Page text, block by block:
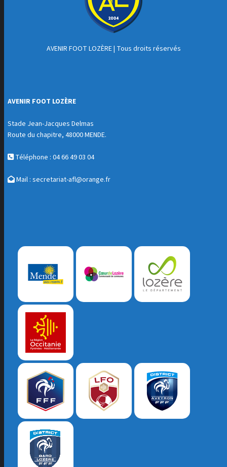
AVENIR FOOT LOZÈRE| Tous droits réservés
AVENIR FOOT LOZÈRE
Stade Jean-Jacques Delmas
Route du chapitre, 48000 MENDE.
Téléphone : 04 66 49 03 04
Mail : secretariat-afl@orange.fr